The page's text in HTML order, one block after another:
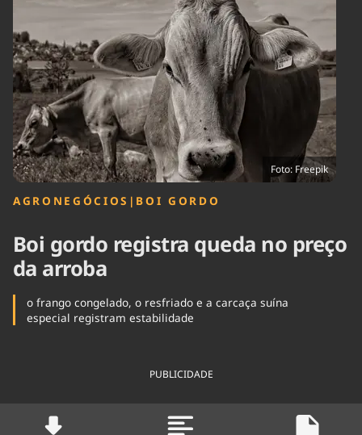
Brasil Mineral
Ciência &
Tecnologia
Cinema
Comportamento
Economia
Educação
Infraestrutura
Internacional
Meio Ambiente
Podcast
Política
Saúde
Tempo
Foto: Freepik
AGRONEGÓCIOS | BOI GORDO
Boi gordo registra queda no preço
da arroba
o frango congelado, o resfriado e a carcaça suína
especial registram estabilidade
PUBLICIDADE